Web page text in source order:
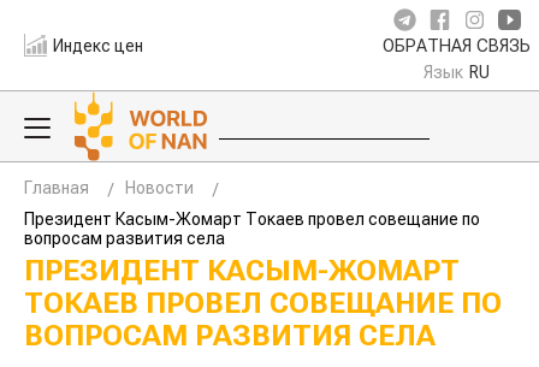
Индекс цен ОБРАТНАЯ СВЯЗЬ
Язык RU
Главная
Новости
Президент Касым-Жомарт Токаев провел совещание по
вопросам развития села
ПРЕЗИДЕНТ КАСЫМ-ЖОМАРТ
ТОКАЕВ ПРОВЕЛ СОВЕЩАНИЕ ПО
ВОПРОСАМ РАЗВИТИЯ СЕЛА